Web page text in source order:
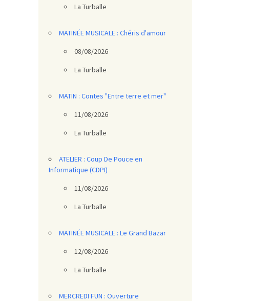
La Turballe
MATINÉE MUSICALE : Chéris d'amour
08/08/2026
La Turballe
MATIN : Contes "Entre terre et mer"
11/08/2026
La Turballe
ATELIER : Coup De Pouce en
Informatique (CDPI)
11/08/2026
La Turballe
MATINÉE MUSICALE : Le Grand Bazar
12/08/2026
La Turballe
MERCREDI FUN : Ouverture